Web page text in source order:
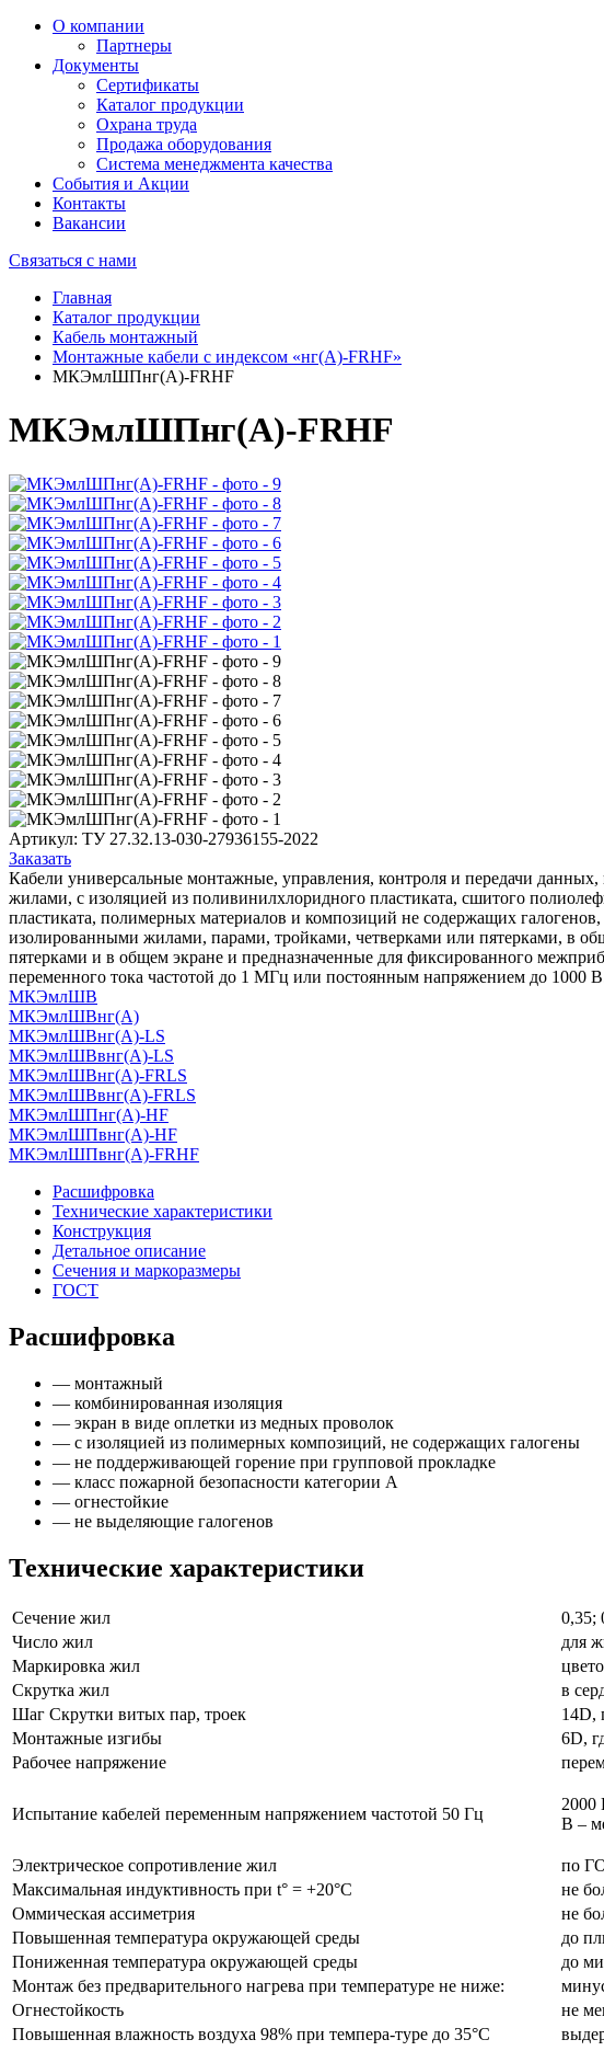
О компании
Партнеры
Документы
Сертификаты
Каталог продукции
Охрана труда
Продажа оборудования
Система менеджмента качества
События и Акции
Контакты
Вакансии
Связаться с нами
Главная
Каталог продукции
Кабель монтажный
Монтажные кабели с индексом «нг(А)-FRHF»
МКЭмлШПнг(А)-FRHF
МКЭмлШПнг(А)-FRHF
Артикул: ТУ 27.32.13-030-27936155-2022
Заказать
Кабели универсальные монтажные, управления, контроля и передачи
жилами, с изоляцией из поливинилхлоридного пластиката, сшитого
пластиката, полимерных материалов и композиций не содержащих
изолированными жилами, парами, тройками, четверками или пятерками, в
пятерками и в общем экране и предназначенные для фиксированного
переменного тока частотой до 1 МГц или постоянным напряжением до 1000
МКЭмлШВ
МКЭмлШВнг(А)
МКЭмлШВнг(А)-LS
МКЭмлШВвнг(А)-LS
МКЭмлШВнг(А)-FRLS
МКЭмлШВвнг(А)-FRLS
МКЭмлШПнг(А)-HF
МКЭмлШПвнг(А)-HF
МКЭмлШПвнг(А)-FRHF
Расшифровка
Технические характеристики
Конструкция
Детальное описание
Сечения и маркоразмеры
ГОСТ
Расшифровка
— монтажный
— комбинированная изоляция
— экран в виде оплетки из медных проволок
— с изоляцией из полимерных композиций, не содержащих галогены
— не поддерживающей горение при групповой прокладке
— класс пожарной безопасности категории А
— огнестойкие
— не выделяющие галогенов
Технические характеристики
Сечение жил
0,35;
Число жил
для
Маркировка жил
Скрутка жил
в
Шаг Скрутки витых пар, троек
14D,
Монтажные изгибы
6D,
Рабочее напряжение
Испытание кабелей переменным напряжением частотой 50 Гц
2000
В –
Электрическое сопротивление жил
по
Максимальная индуктивность при t° = +20°C
не
Оммическая ассиметрия
не
Повышенная температура окружающей среды
до
Пониженная температура окружающей среды
до
Монтаж без предварительного нагрева при температуре не ниже:
Огнестойкость
не
Повышенная влажность воздуха 98% при темпера-туре до 35°С